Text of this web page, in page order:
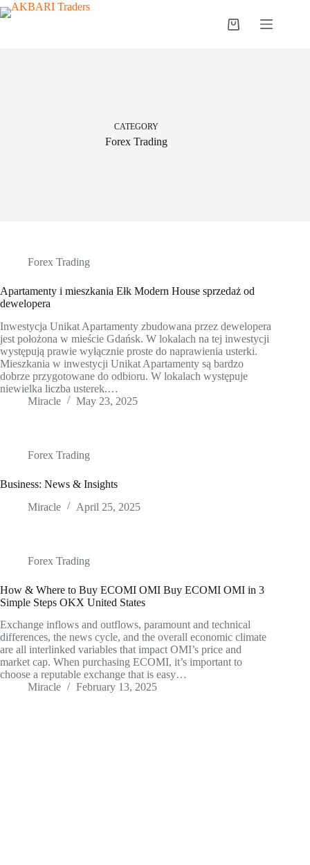
CATEGORY
Forex Trading
Forex Trading
Apartamenty i mieszkania Ełk Modern House sprzedaż od
dewelopera
Inwestycja Unikat Apartamenty zbudowana przez dewelopera
jest położona w mieście Gdańsk. W lokalach na tej inwestycji
występują prawie wyłącznie proste do naprawienia usterki.
Mieszkania w inwestycji Unikat Apartamenty są bardzo
dobrze przygotowane do odbioru. W lokalach występuje
niewielka liczba usterek.…
Miracle
May 23, 2025
Forex Trading
Business: News & Insights
Miracle
April 25, 2025
Forex Trading
How & Where to Buy ECOMI OMI Buy ECOMI OMI in 3
Simple Steps OKX United States
Exchange inflows and outflows, paramount and technical
differences, the news cycle, and the overall economic climate
are all interlinked variables that impact OMI’s price and
market cap. When purchasing ECOMI, it’s important to
choose a reputable exchange that is easy…
Miracle
February 13, 2025